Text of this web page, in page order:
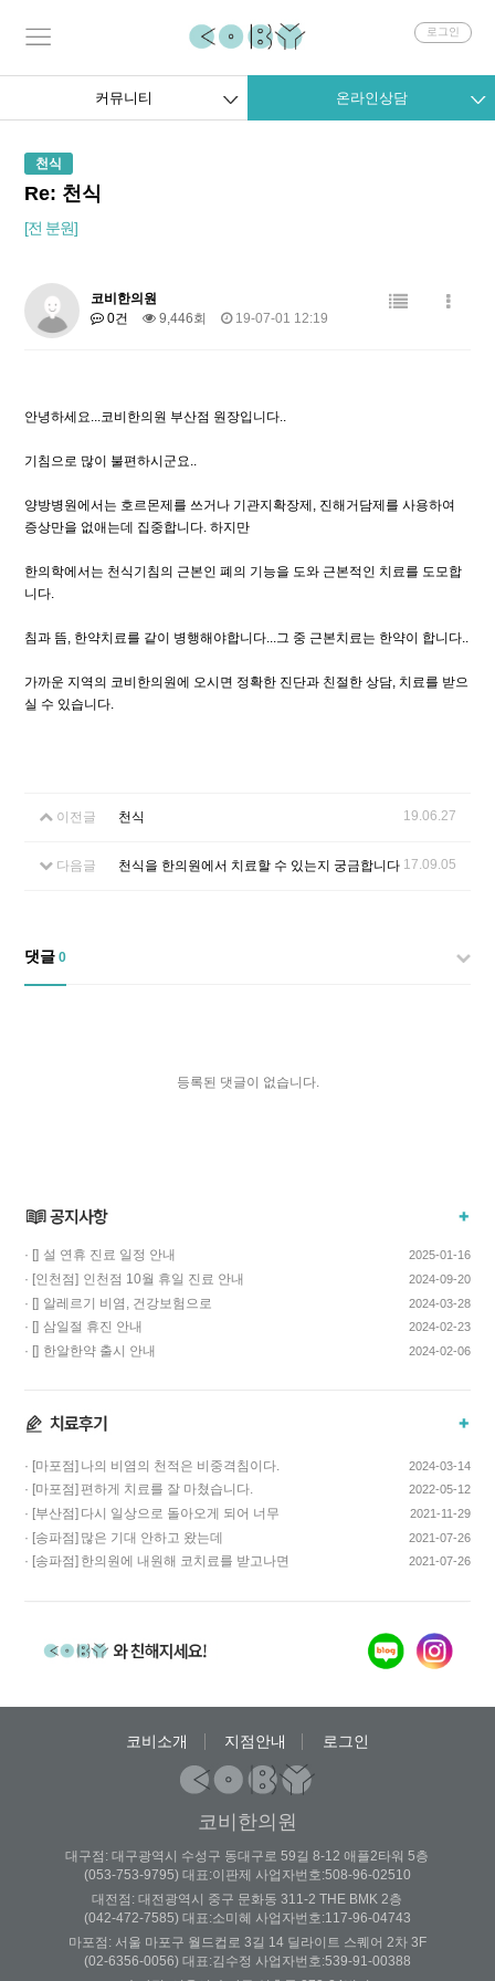
회로그인
커뮤니티 온라인상담
천식
Re: 천식
[전 분원]
코비한의원
0건
9,446회 19-07-01 12:19
안녕하세요...코비한의원 부산점 원장입니다..
기침으로 많이 불편하시군요..
양방병원에서는 호르몬제를 쓰거나 기관지확장제, 진해거담제를 사용하여
증상만을 없애는데 집중합니다. 하지만
한의학에서는 천식기침의 근본인 폐의 기능을 도와 근본적인 치료를 도모합
니다.
침과 뜸, 한약치료를 같이 병행해야합니다...그 중 근본치료는 한약이 합니다..
가까운 지역의 코비한의원에 오시면 정확한 진단과 친절한 상담, 치료를 받으
실 수 있습니다.
이전글 천식 19.06.27
다음글 천식을 한의원에서 치료할 수 있는지 궁금합니다 17.09.05
댓글 0
등록된 댓글이 없습니다.
· [] 설 연휴 진료 일정 안내 2025-01-16
· [인천점] 인천점 10월 휴일 진료 안내 2024-09-20
· [] 알레르기 비염, 건강보험으로
치료하고 비용…
2024-03-28
· [] 삼일절 휴진 안내 2024-02-23
· [] 한알한약 출시 안내 2024-02-06
· [마포점] 나의 비염의 천적은 비중격침이다. 2024-03-14
· [마포점] 편하게 치료를 잘 마쳤습니다. 2022-05-12
· [부산점] 다시 일상으로 돌아오게 되어 너무
기쁩니다…
2021-11-29
· [송파점] 많은 기대 안하고 왔는데
코스요리처럼 이어…
2021-07-26
· [송파점] 한의원에 내원해 코치료를 받고나면
2021-07-26
코비소개 지점안내 로그인
코비한의원
대구점: 대구광역시 수성구 동대구로 59길 8-12 애플2타워 5층
(053-753-9795) 대표:이판제 사업자번호:508-96-02510
대전점: 대전광역시 중구 문화동 311-2 THE BMK 2층
(042-472-7585) 대표:소미혜 사업자번호:117-96-04743
마포점: 서울 마포구 월드컵로 3길 14 딜라이트 스퀘어 2차 3F
(02-6356-0056) 대표:김수정 사업자번호:539-91-00388